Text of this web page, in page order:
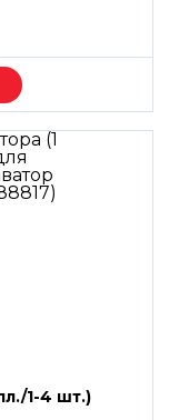
1-4 шт.)